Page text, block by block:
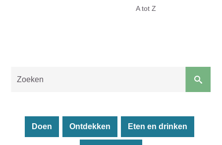
A tot Z
Doen Ontdekken Eten en drinken